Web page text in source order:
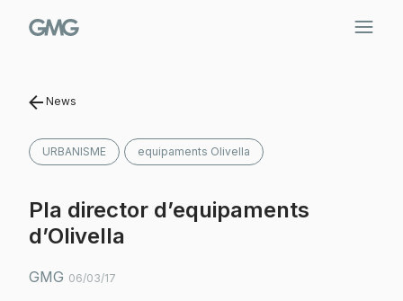
News
URBANISME equipaments Olivella
Pla director d’equipaments
d’Olivella
GMG 06/03/17